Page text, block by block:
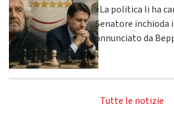
«La politica li ha
Senatore inchioda
annunciato da
Tutte le notizie